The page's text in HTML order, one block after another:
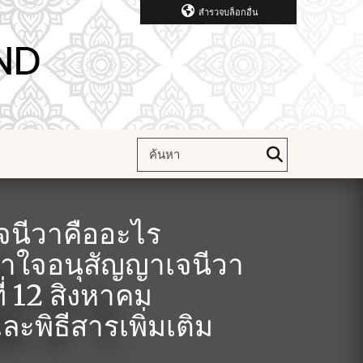
สำรวจบล็อกอื่น
วาคืออะไร
ใจอนุสัญญาเจนีวา
สิงหาคม
ะพิธีสารเพิ่มเติม